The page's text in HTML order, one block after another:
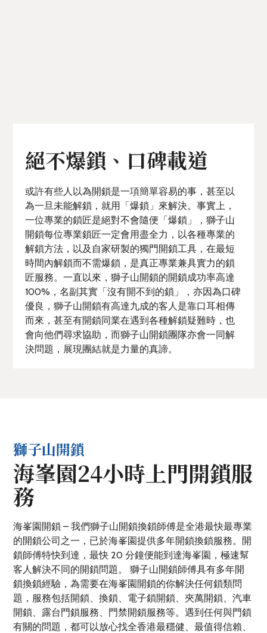
絕不爆鎖、口碑載道
或許有些人以為開鎖是一項簡單容易的事，甚至以
為一旦未能解鎖，就用「爆鎖」來解決。事實上，
一位專業的鎖匠是絕對不會隨便「爆鎖」，獅子山
開鎖每位專業鎖匠一定會用盡全力，以各種專業的
解鎖方法，以及自家研製的獨門開鎖工具，在最短
時間內解鎖而不需爆鎖，是真正專業兼具實力的鎖
匠服務。一直以來，獅子山開鎖的開鎖成功率高達
100%，名副其實「沒有開不到的鎖」，亦因為口碑
優良，獅子山開鎖有高達九成的客人是靠口耳相傳
而來，甚至有開鎖同業在遇到各種解鎖疑難時，也
會向他們尋求協助，而獅子山開鎖團隊亦會一同解
決問題，展現團結就是力量的真諦。
獅子山開鎖
海峯園24小時上門開鎖服
務
海峯園開鎖 – 我們獅子山開鎖換鎖師傅是全港最快最專業
的開鎖公司之一，已於海峯園提供多年開鎖換鎖服務。開
鎖師傅特快到達，最快 20 分鐘便能到達海峯園，極速幫
客人解決不同的開鎖問題。 獅子山開鎖師傅具有多年開
鎖換鎖經驗，為需要在海峯園開鎖的你解決任何鎖類問
題，服務包括開鎖、換鎖、電子鎖開鎖、夾萬開鎖、汽車
開鎖、露台門鎖服務、門禁開鎖服務等。遇到任何與門鎖
有關的問題，都可以放心找全香港最穩健、最值得信賴、